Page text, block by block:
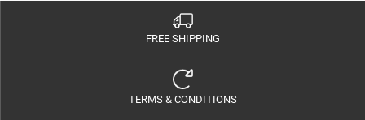
FREE SHIPPING
TERMS & CONDITIONS